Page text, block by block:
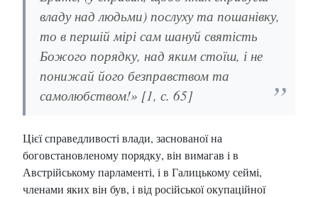
владу над людьми) послуху та пошанівку,
то в першій мірі сам шануй святість
Божого порядку, над яким стоїш, і не
понижай його безправством та
самолюбством!» [1, с. 65]
Цієї справедливості влади, заснованої на
боговстановленому порядку, він вимагав і в
Австрійському парламенті, і в Галицькому сеймі,
членами яких він був, і від російської окупаційної